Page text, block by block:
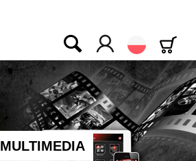
Polski
MULTIMEDIA